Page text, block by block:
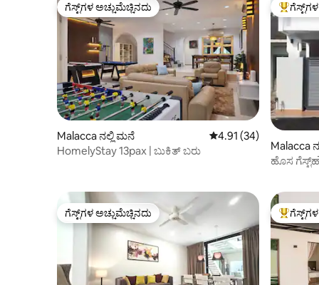
ಗೆಸ್ಟ್‌ಗಳ ಅಚ್ಚುಮೆಚ್ಚಿನದು
ಗೆಸ್ಟ್‌ಗಳ ಅಚ್ಚುಮೆಚ್ಚಿನದು
Malacca ನಲ್ಲಿ ಮನೆ 5 ರಲ್ಲಿ 4.91 ಸರಾಸರಿ
4.91 (34)
HomelyStay 13pax | ಬುಕಿತ್ ಬರು
ಗೆಸ್ಟ್‌ಗಳಿಗೆ
Malacca
ಹೊಸ
ಗೆಸ್ಟ್‌ಗಳ ಅಚ್ಚುಮೆಚ್ಚಿನದು
ಗೆಸ್ಟ್‌ಗಳ ಅಚ್ಚುಮೆಚ್ಚಿನದು ಗೆಸ್ಟ್‌ಗಳಿಗೆ